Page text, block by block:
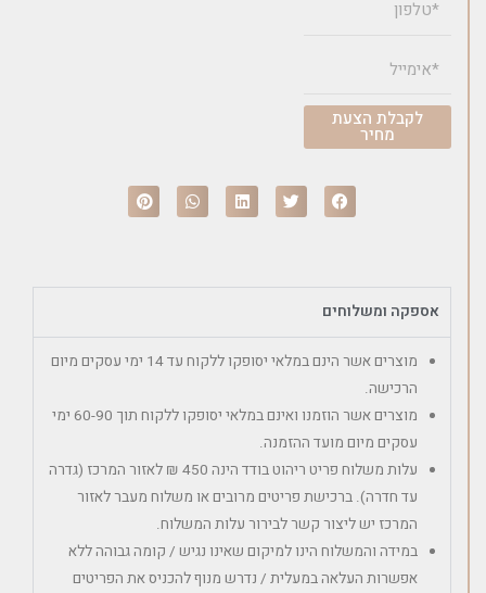
לקבלת הצעת
מחיר
אספקה ומשלוחים
מוצרים אשר הינם במלאי יסופקו ללקוח עד 14 ימי עסקים מיום
הרכישה.
מוצרים אשר הוזמנו ואינם במלאי יסופקו ללקוח תוך 60-90 ימי
עסקים מיום מועד ההזמנה.
עלות משלוח פריט ריהוט בודד הינה 450 ₪ לאזור המרכז (גדרה
עד חדרה). ברכישת פריטים מרובים או משלוח מעבר לאזור
המרכז יש ליצור קשר לבירור עלות המשלוח.
במידה והמשלוח הינו למיקום שאינו נגיש / קומה גבוהה ללא
אפשרות העלאה במעלית / נדרש מנוף להכניס את הפריטים